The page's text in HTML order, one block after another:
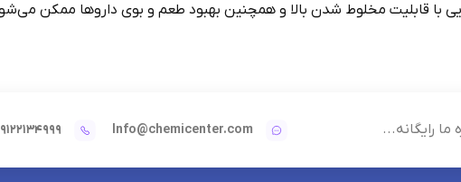
با قابلیت مخلوط شدن بالا و همچنین بهبود طعم و بوی داروها ممکن
رایگانه... Info@chemicenter.com